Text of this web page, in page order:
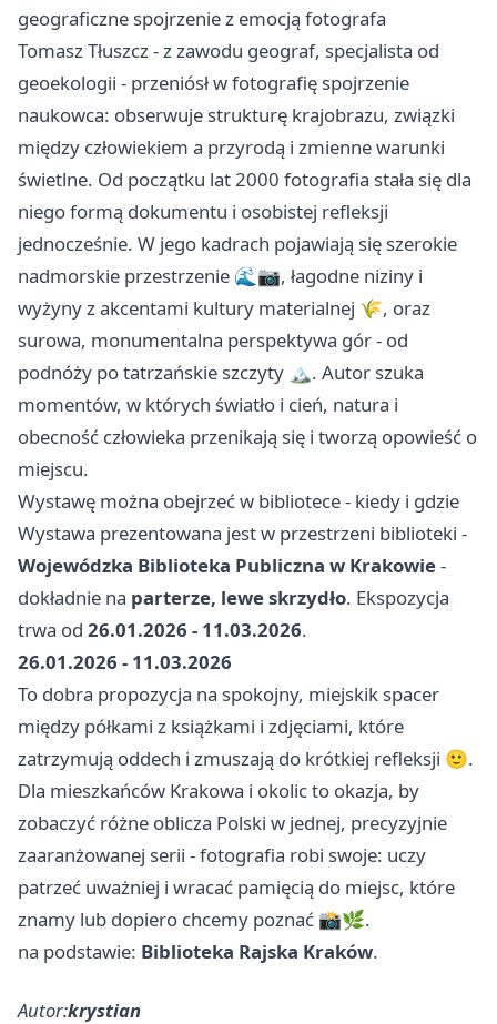
geograficzne spojrzenie z emocją fotografa
Tomasz Tłuszcz - z zawodu geograf, specjalista od
geoekologii - przeniósł w fotografię spojrzenie
naukowca: obserwuje strukturę krajobrazu, związki
między człowiekiem a przyrodą i zmienne warunki
świetlne. Od początku lat 2000 fotografia stała się dla
niego formą dokumentu i osobistej refleksji
jednocześnie. W jego kadrach pojawiają się szerokie
nadmorskie przestrzenie 🌊📷, łagodne niziny i
wyżyny z akcentami kultury materialnej 🌾, oraz
surowa, monumentalna perspektywa gór - od
podnóży po tatrzańskie szczyty 🏔️. Autor szuka
momentów, w których światło i cień, natura i
obecność człowieka przenikają się i tworzą opowieść o
miejscu.
Wystawę można obejrzeć w bibliotece - kiedy i gdzie
Wystawa prezentowana jest w przestrzeni biblioteki -
Wojewódzka Biblioteka Publiczna w Krakowie-
dokładnie na parterze, lewe skrzydło. Ekspozycja
trwa od 26.01.2026 - 11.03.2026.
26.01.2026 - 11.03.2026
To dobra propozycja na spokojny, miejskik spacer
między półkami z książkami i zdjęciami, które
zatrzymują oddech i zmuszają do krótkiej refleksji 🙂.
Dla mieszkańców Krakowa i okolic to okazja, by
zobaczyć różne oblicza Polski w jednej, precyzyjnie
zaaranżowanej serii - fotografia robi swoje: uczy
patrzeć uważniej i wracać pamięcią do miejsc, które
znamy lub dopiero chcemy poznać 📸🌿.
na podstawie: Biblioteka Rajska Kraków.
Autor:krystian